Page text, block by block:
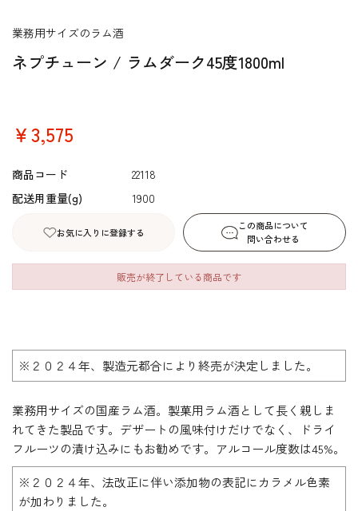
ネプチューン / ラムダーク45度1800ml
業務用サイズのラム酒
￥3,575
商品コード
22118
配送用重量(g)
1900
お気に入りに登録する
この商品について
問い合わせる
販売が終了している商品です
※２０２４年、製造元都合により終売が決定しました。
業務用サイズの国産ラム酒。製菓用ラム酒として長く親しま
れてきた製品です。デザートの風味付けだけでなく、ドライ
フルーツの漬け込みにもお勧めです。アルコール度数は45%。
※２０２４年、法改正に伴い添加物の表記にカラメル色素
が加わりました。